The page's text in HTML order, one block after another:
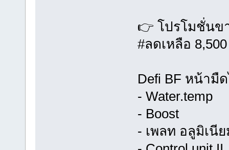
👉 โปรโมชั่นข
#ลดเหลือ
Defi BF หน้ามื
- Water.temp
- Boost
- เพลท อลูมิเนี